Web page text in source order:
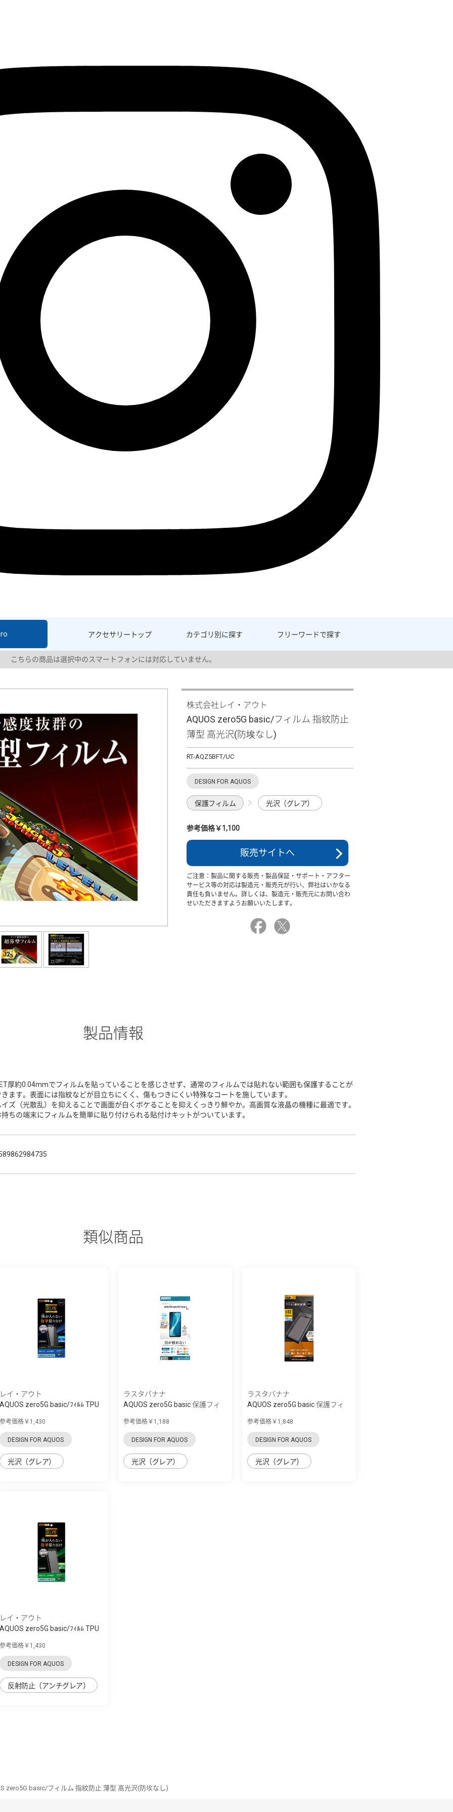
アクセサリー トップ カテゴリ別に探す フリーワードで探す
こちらの商品は選択中のスマートフォンには対応していません。
株式会社レイ・アウト
AQUOS zero5G basic/フィルム 指紋防止
薄型 高光沢(防埃なし)
RT-AQZ5BFT/UC
DESIGN FOR AQUOS
保護フィルム 光沢（グレア）
参考価格￥1,100
販売サイトへ
ご注意：製品に関する販売・製品保証・サポート・アフター
サービス等の対応は製造元・販売元が行い、弊社はいかなる
責任も負いません。詳しくは、製造元・販売元にお問い合わ
せいただきますようお願いいたします。
製品情報
厚約0.04mmでフィルムを貼っていることを感じさせず、通常のフィルムでは貼れない範囲も保護することが
きます。表面には指紋などが目立ちにくく、傷もつきにくい特殊なコートを施しています。
イズ（光散乱）を抑えることで画面が白くボケることを抑えくっきり鮮やか。高画質な液晶の機種に最適です。
持ちの端末にフィルムを簡単に貼り付けられる貼付けキットがついています。
類似商品
レイ・アウト
AQUOS zero5G basic/ﾌｨﾙﾑ TPU
参考価格￥1,430
DESIGN FOR AQUOS
光沢（グレア）
ラスタバナナ
AQUOS zero5G basic 保護フィ
参考価格￥1,188
DESIGN FOR AQUOS
光沢（グレア）
ラスタバナナ
AQUOS zero5G basic 保護フィ
参考価格￥1,848
DESIGN FOR AQUOS
光沢（グレア）
レイ・アウト
AQUOS zero5G basic/ﾌｨﾙﾑ TPU
参考価格￥1,430
DESIGN FOR AQUOS
反射防止（アンチグレア）
zero5G basic/フィルム 指紋防止 薄型 高光沢(防埃なし)